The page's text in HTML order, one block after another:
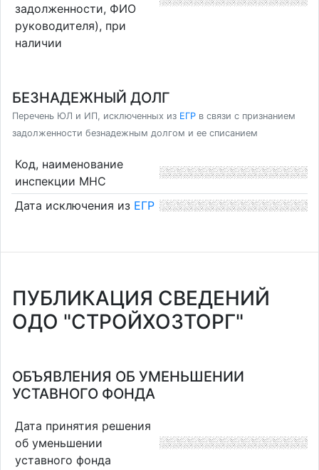
задолженности, ФИО
руководителя), при
наличии
БЕЗНАДЕЖНЫЙ ДОЛГ
Перечень ЮЛ и ИП, исключенных из ЕГР в связи с признанием
задолженности безнадежным долгом и ее списанием
Код, наименование
инспекции МНС
Дата исключения из ЕГР
ПУБЛИКАЦИЯ СВЕДЕНИЙ
ОДО "СТРОЙХОЗТОРГ"
ОБЪЯВЛЕНИЯ ОБ УМЕНЬШЕНИИ
УСТАВНОГО ФОНДА
Дата принятия решения
об уменьшении
уставного фонда